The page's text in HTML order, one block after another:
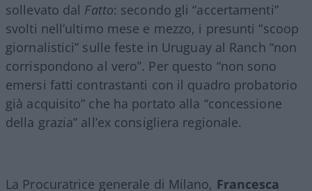
sollevato dal Fatto: secondo gli “accertamenti”
svolti nell’ultimo mese e mezzo, i presunti “scoop
giornalistici” sulle feste in Uruguay al Ranch “non
corrispondono al vero”. Per questo “non sono
emersi fatti contrastanti con il quadro probatorio
già acquisito” che ha portato alla “concessione
della grazia” all’ex consigliera regionale.
La Procuratrice generale di Milano, Francesca